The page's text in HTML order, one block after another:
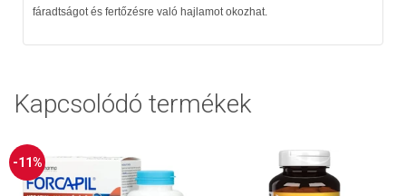
fáradtságot és fertőzésre való hajlamot okozhat.
Kapcsolódó termékek
-11%